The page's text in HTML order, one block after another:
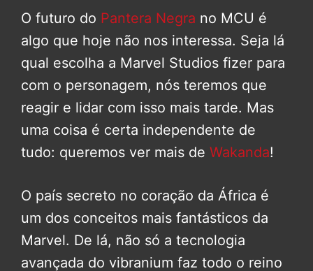
O futuro do Pantera Negra no MCU é
algo que hoje não nos interessa. Seja lá
qual escolha a Marvel Studios fizer para
com o personagem, nós teremos que
reagir e lidar com isso mais tarde. Mas
uma coisa é certa independente de
tudo: queremos ver mais de Wakanda!
O país secreto no coração da África é
um dos conceitos mais fantásticos da
Marvel. De lá, não só a tecnologia
avançada do vibranium faz todo o reino